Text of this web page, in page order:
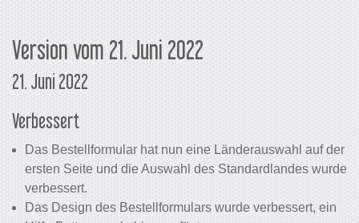
Version vom 21. Juni 2022
21. Juni 2022
Verbessert
Das Bestellformular hat nun eine Länderauswahl auf der
ersten Seite und die Auswahl des Standardlandes wurde
verbessert.
Das Design des Bestellformulars wurde verbessert, ein